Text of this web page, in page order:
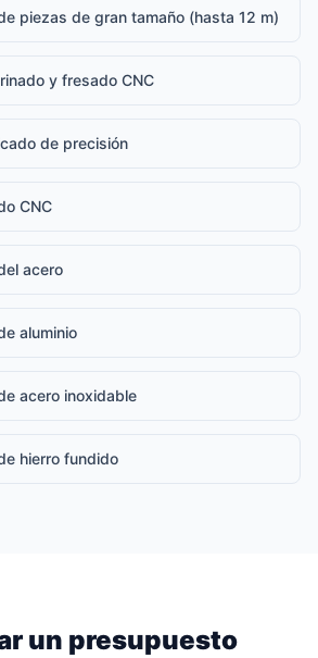
piezas de gran tamaño (hasta 12 m)
y fresado CNC
de precisión
CNC
acero
aluminio
acero inoxidable
hierro fundido
un presupuesto